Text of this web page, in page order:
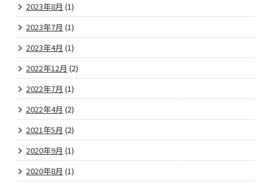
2023年8月 (1)
2023年7月 (1)
2023年4月 (1)
2022年12月 (2)
2022年7月 (1)
2022年4月 (2)
2021年5月 (2)
2020年9月 (1)
2020年8月 (1)